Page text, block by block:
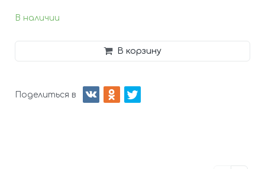
В наличии
В корзину
Поделиться в